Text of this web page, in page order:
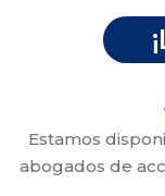
Estamos
abogados de